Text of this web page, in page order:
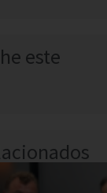
este